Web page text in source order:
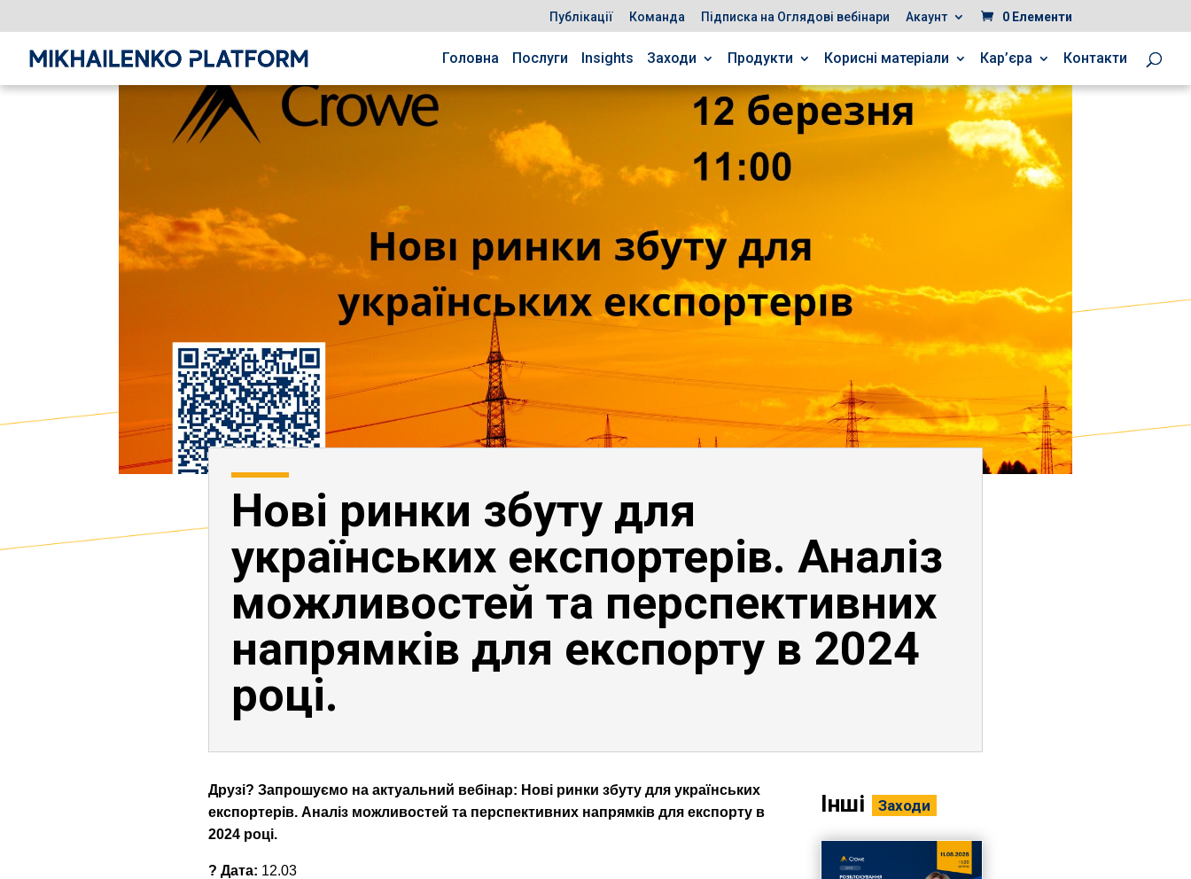
Публікації Команда Підписка на Оглядові вебінари Акаунт 0 Елементи
Головна Послуги Insights Заходи Продукти Корисні матеріали Кар’єра Контакти
Нові ринки збуту для
українських експортерів. Аналіз
можливостей та перспективних
напрямків для експорту в 2024
році.
Друзі? Запрошуємо на актуальний вебінар: Нові ринки збуту для українських
експортерів. Аналіз можливостей та перспективних напрямків для експорту в
2024 році.
? Дата: 12.03
Інші Заходи